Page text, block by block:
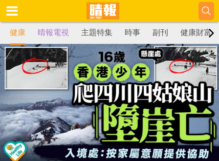
健康 晴報電視 主題特集 時事 副刊 健康財富